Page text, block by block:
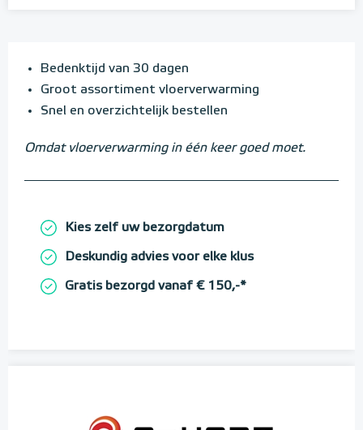
Bedenktijd van 30 dagen
Groot assortiment vloerverwarming
Snel en overzichtelijk bestellen
Omdat vloerverwarming in één keer goed moet.
Kies zelf uw bezorgdatum
Deskundig advies voor elke klus
Gratis bezorgd vanaf € 150,-*